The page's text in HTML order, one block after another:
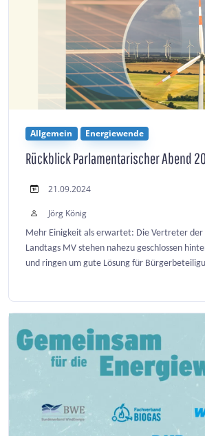
Allgemein Energiewende
Rückblick Parlamentarischer Abend
21.09.2024
Jörg König
Mehr Einigkeit als erwartet: Die Vertreter der
Landtags MV stehen nahezu geschlossen
und ringen um gute Lösung für